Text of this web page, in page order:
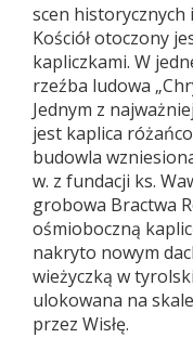
scen
Kościół otoczony
kapliczkami. W
rzeźba ludowa
Jednym z
jest kaplica
budowla
w. z fundacji ks.
grobowa Bractwa
ośmioboczną
nakryto nowym
wieżyczką w
ulokowana na
przez Wisłę.